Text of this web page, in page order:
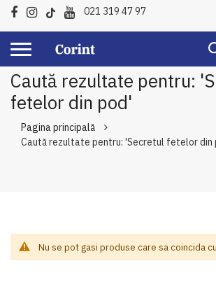
021 319 47 97
Caută rezultate pentru:
fetelor din pod'
Pagina principală
Caută rezultate pentru: 'Secretul fetelor din
Nu se pot gasi produse care sa coincida